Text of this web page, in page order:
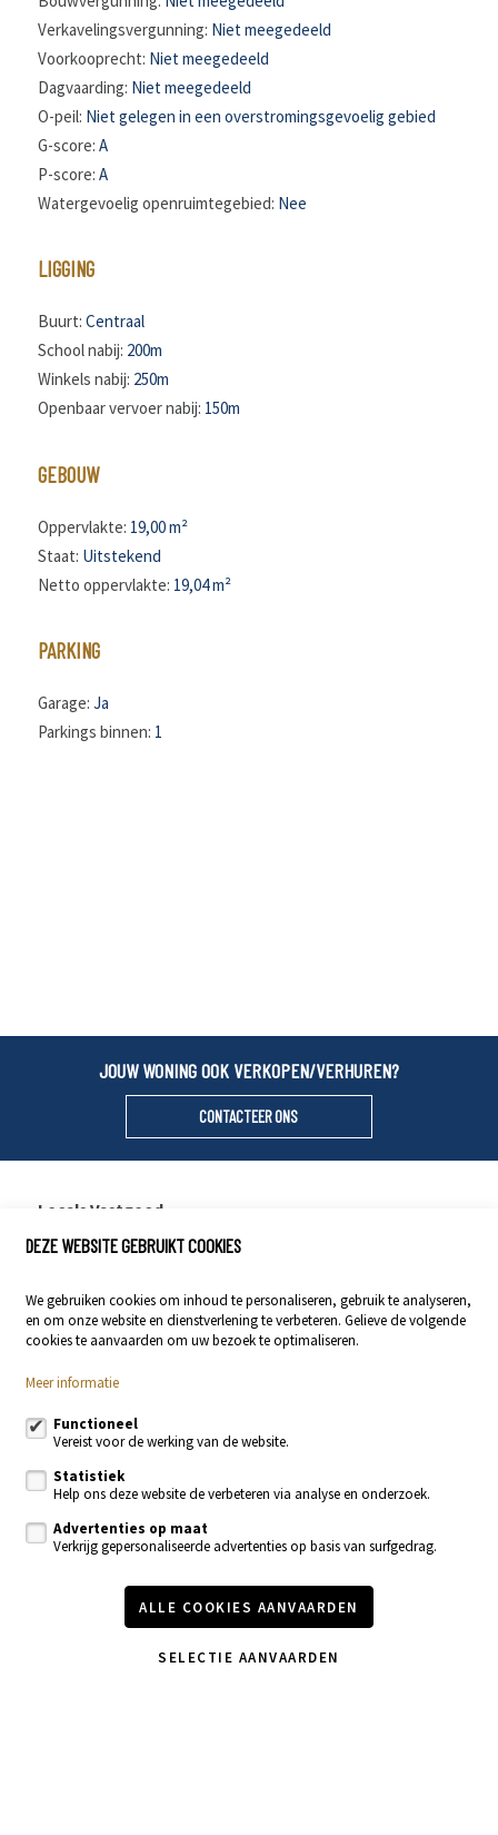
Verkavelingsvergunning: Niet meegedeeld
Voorkooprecht: Niet meegedeeld
Dagvaarding: Niet meegedeeld
O-peil: Niet gelegen in een overstromingsgevoelig gebied
G-score: A
P-score: A
Watergevoelig openruimtegebied: Nee
LIGGING
Buurt: Centraal
School nabij: 200m
Winkels nabij: 250m
Openbaar vervoer nabij: 150m
GEBOUW
Oppervlakte: 19,00 m²
Staat: Uitstekend
Netto oppervlakte: 19,04 m²
PARKING
Garage: Ja
Parkings binnen: 1
JOUW WONING OOK VERKOPEN/VERHUREN?
CONTACTEER ONS
Locals Vastgoed
Stationsstraat 29
054 23 53 83
info@localsvastgoed.be
Volg ons op:
Te huur Nieuwbouw
Recente realisaties
Contacteer ons
Vastgoednieuws & blog
DEZE WEBSITE GEBRUIKT COOKIES
We gebruiken cookies om inhoud te personaliseren, gebruik te analyseren,
en om onze website en dienstverlening te verbeteren. Gelieve de volgende
cookies te aanvaarden om uw bezoek te optimaliseren.
Meer informatie
Functioneel
Vereist voor de werking van de website.
Statistiek
Help ons deze website de verbeteren via analyse en onderzoek.
Advertenties op maat
Verkrijg gepersonaliseerde advertenties op basis van surfgedrag.
ALLE COOKIES AANVAARDEN
SELECTIE AANVAARDEN